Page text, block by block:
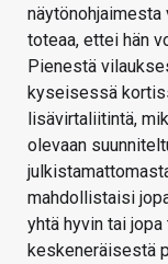
näytönohjaimesta
toteaa, ettei hän
Pienestä
kyseisessä
lisävirtaliitintä,
olevaan
mahdollistaisi
yhtä hyvin tai
keskeneräisestä